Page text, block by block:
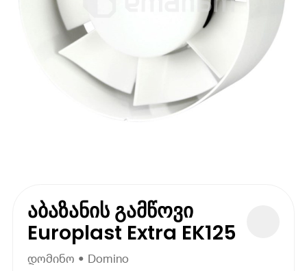
აბაზანის გამწოვი
Europlast Extra EK125
დომინო • Domino